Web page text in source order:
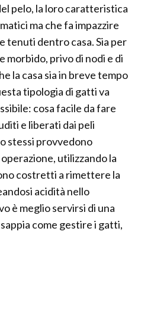
pelo, la loro caratteristica
ma che fa impazzire
tenuti dentro casa. Sia per
morbido, privo di nodi e di
la casa sia in breve tempo
tipologia di gatti va
cosa facile da fare
e liberati dai peli
stessi provvedono
utilizzando la
costretti a rimettere la
acidità nello
è meglio servirsi di una
come gestire i gatti,